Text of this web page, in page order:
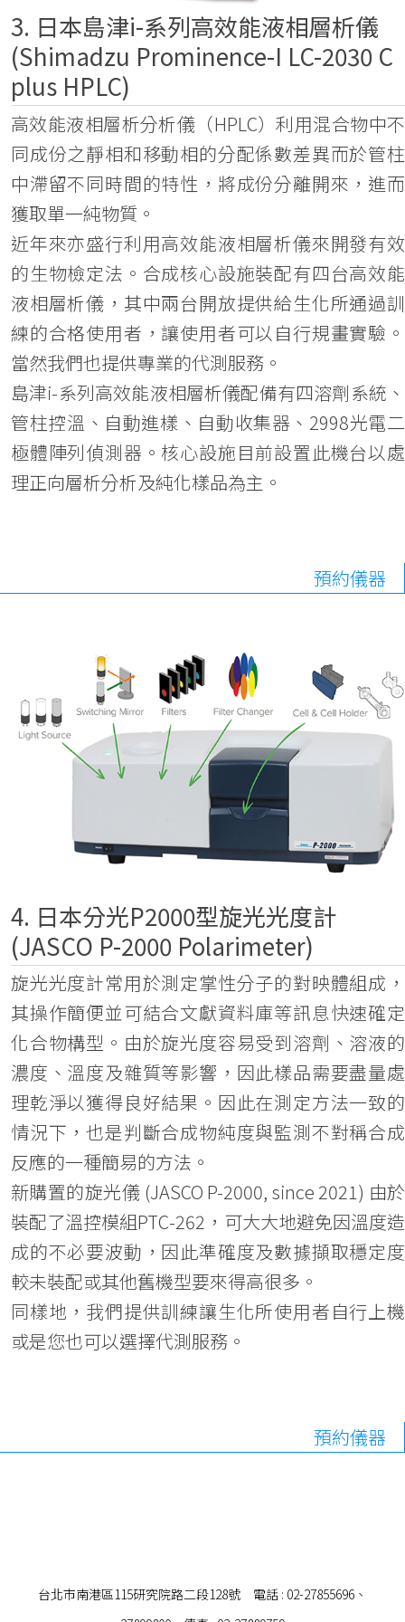
3. 日本島津i-系列高效能液相層析儀
(Shimadzu Prominence-I LC-2030 C
plus HPLC)
高效能液相層析分析儀（HPLC）利用混合物中不
同成份之靜相和移動相的分配係數差異而於管柱
中滯留不同時間的特性，將成份分離開來，進而
獲取單一純物質。
近年來亦盛行利用高效能液相層析儀來開發有效
的生物檢定法。合成核心設施裝配有四台高效能
液相層析儀，其中兩台開放提供給生化所通過訓
練的合格使用者，讓使用者可以自行規畫實驗。
當然我們也提供專業的代測服務。
島津i-系列高效能液相層析儀配備有四溶劑系統、
管柱控溫、自動進樣、自動收集器、2998光電二
極體陣列偵測器。核心設施目前設置此機台以處
理正向層析分析及純化樣品為主。
預約儀器
4. 日本分光P2000型旋光光度計
(JASCO P-2000 Polarimeter)
旋光光度計常用於測定掌性分子的對映體組成，
其操作簡便並可結合文獻資料庫等訊息快速確定
化合物構型。由於旋光度容易受到溶劑、溶液的
濃度、溫度及雜質等影響，因此樣品需要盡量處
理乾淨以獲得良好結果。因此在測定方法一致的
情況下，也是判斷合成物純度與監測不對稱合成
反應的一種簡易的方法。
新購置的旋光儀 (JASCO P-2000, since 2021) 由於
裝配了溫控模組PTC-262，可大大地避免因溫度造
成的不必要波動，因此準確度及數據擷取穩定度
較未裝配或其他舊機型要來得高很多。
同樣地，我們提供訓練讓生化所使用者自行上機
或是您也可以選擇代測服務。
預約儀器
台北市南港區115研究院路二段128號 電話 : 02-27855696、